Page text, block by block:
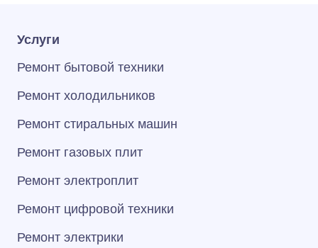
Услуги
Ремонт бытовой техники
Ремонт холодильников
Ремонт стиральных машин
Ремонт газовых плит
Ремонт электроплит
Ремонт цифровой техники
Ремонт электрики